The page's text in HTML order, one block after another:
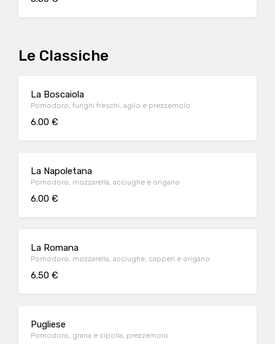
Le Classiche
La Boscaiola
Pomodoro, funghi freschi, aglio e prezzemolo
6.00 €
La Napoletana
Pomodoro, mozzarella, acciughe e origano
6.00 €
La Romana
Pomodoro, mozzarella, acciughe, capperi e origano
6.50 €
Pugliese
Pomodoro, grana e cipolla, prezzemolo